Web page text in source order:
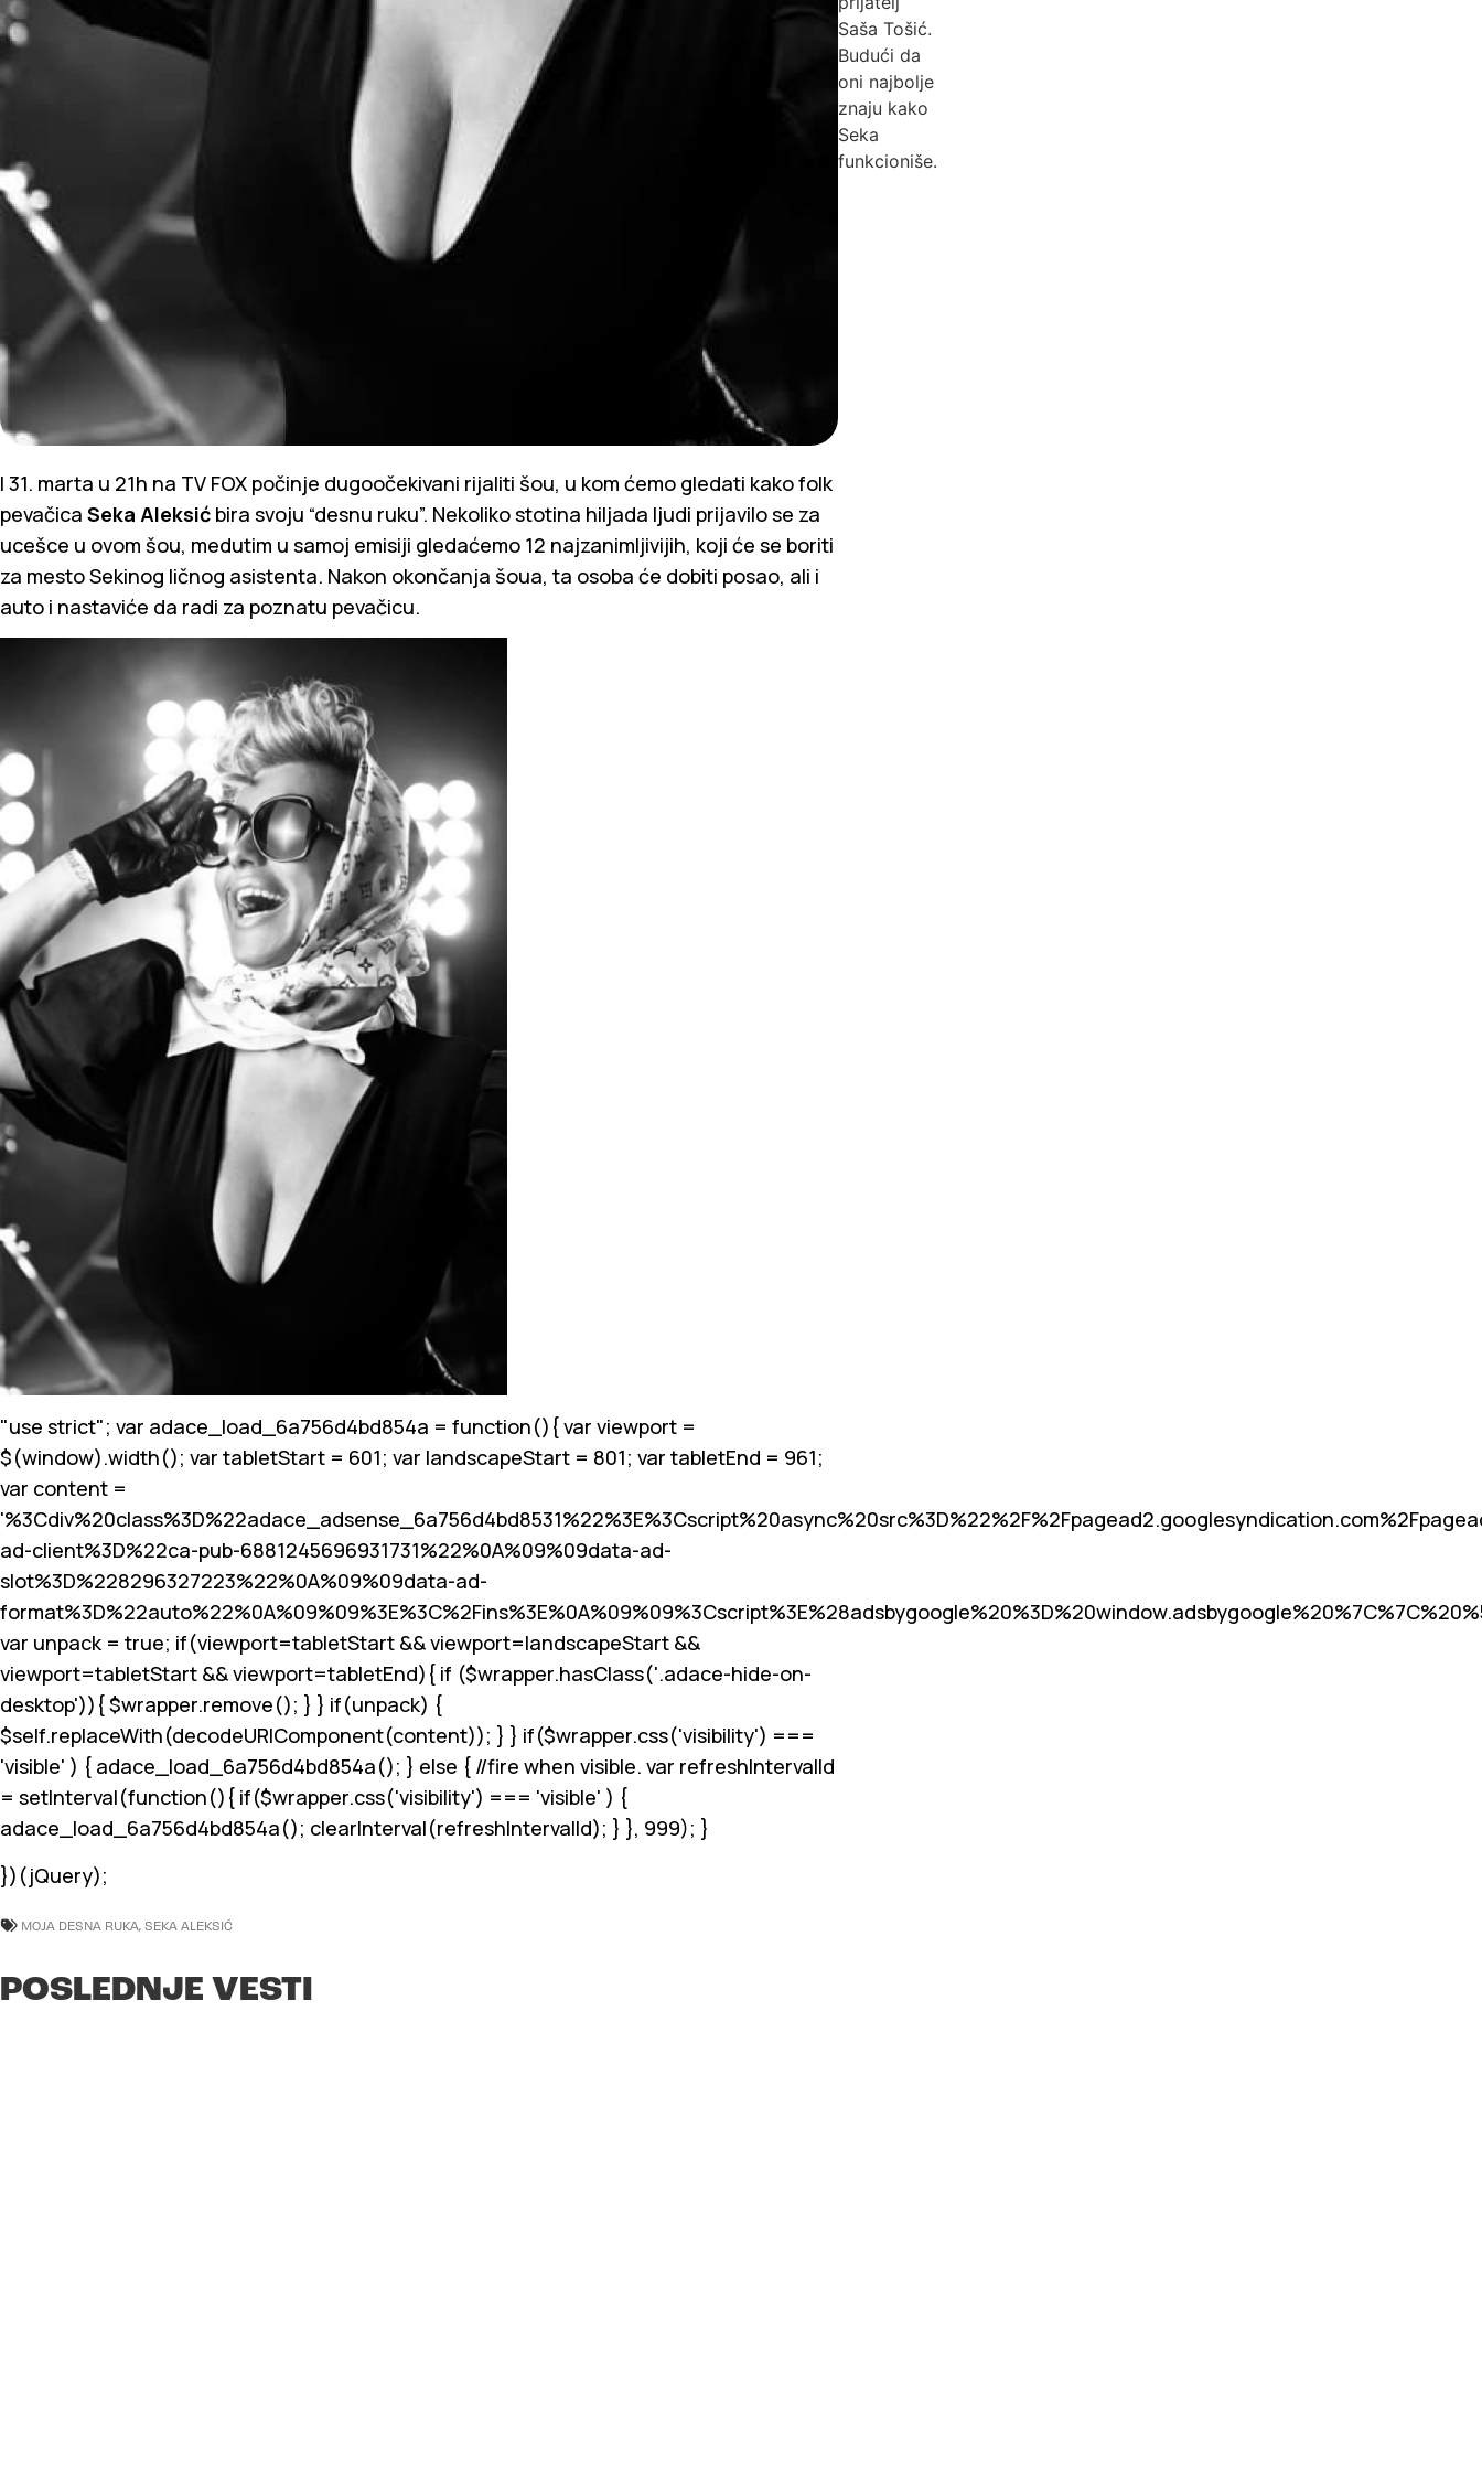
I 31. marta u 21h na TV FOX počinje dugoočekivani rijaliti šou, u kom ćemo gledati kako folk
pevačica Seka Aleksić bira svoju “desnu ruku”. Nekoliko stotina hiljada ljudi prijavilo se za
ucešce u ovom šou, medutim u samoj emisiji gledaćemo 12 najzanimljivijih, koji će se boriti
za mesto Sekinog ličnog asistenta. Nakon okončanja šoua, ta osoba će dobiti posao, ali i
auto i nastaviće da radi za poznatu pevačicu.
"use strict"; var adace_load_6a756d4bd854a = function(){ var viewport =
$(window).width(); var tabletStart = 601; var landscapeStart = 801; var tabletEnd = 961;
var content =
ad-client%3D%22ca-pub-6881245696931731%22%0A%09%09data-ad-
slot%3D%228296327223%22%0A%09%09data-ad-
var unpack = true; if(viewport=tabletStart && viewport=landscapeStart &&
viewport=tabletStart && viewport=tabletEnd){ if ($wrapper.hasClass('.adace-hide-on-
desktop')){ $wrapper.remove(); } } if(unpack) {
$self.replaceWith(decodeURIComponent(content)); } } if($wrapper.css('visibility') ===
'visible' ) { adace_load_6a756d4bd854a(); } else { //fire when visible. var refreshIntervalId
= setInterval(function(){ if($wrapper.css('visibility') === 'visible' ) {
adace_load_6a756d4bd854a(); clearInterval(refreshIntervalId); } }, 999); }
})(jQuery);
Saša Tošić.
Budući da
oni najbolje
znaju kako
Seka
funkcioniše.
MOJA DESNA RUKA, SEKA ALEKSIĆ
POSLEDNJE VESTI